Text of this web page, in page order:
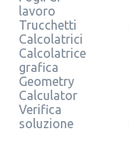
lavoro
Trucchetti
Calcolatrici
Calcolatrice
grafica
Geometry
Calculator
Verifica
soluzione